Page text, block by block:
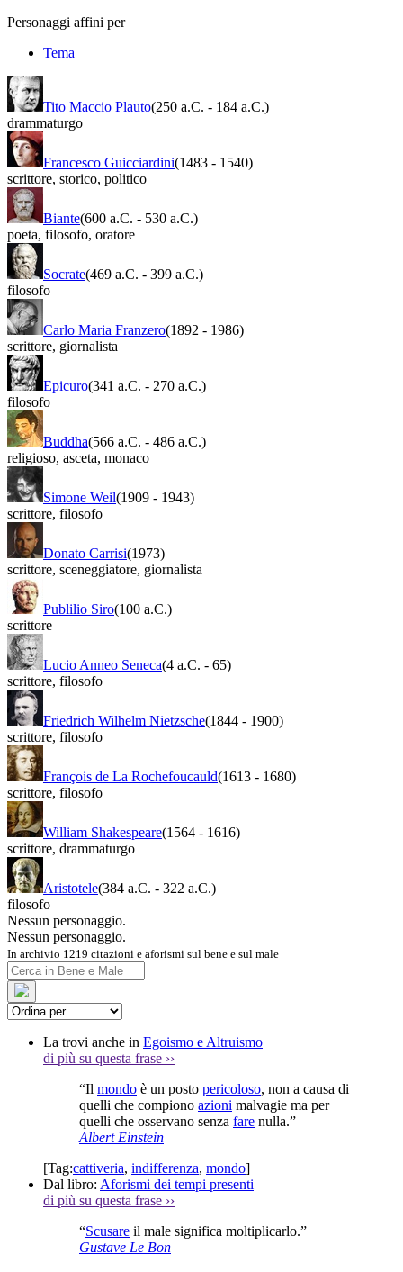
Personaggi affini per
Tema
Tito Maccio Plauto(250 a.C. - 184 a.C.)
drammaturgo
Francesco Guicciardini(1483 - 1540)
scrittore, storico, politico
Biante(600 a.C. - 530 a.C.)
poeta, filosofo, oratore
Socrate(469 a.C. - 399 a.C.)
filosofo
Carlo Maria Franzero(1892 - 1986)
scrittore, giornalista
Epicuro(341 a.C. - 270 a.C.)
filosofo
Buddha(566 a.C. - 486 a.C.)
religioso, asceta, monaco
Simone Weil(1909 - 1943)
scrittore, filosofo
Donato Carrisi(1973)
scrittore, sceneggiatore, giornalista
Publilio Siro(100 a.C.)
scrittore
Lucio Anneo Seneca(4 a.C. - 65)
scrittore, filosofo
Friedrich Wilhelm Nietzsche(1844 - 1900)
scrittore, filosofo
François de La Rochefoucauld(1613 - 1680)
scrittore, filosofo
William Shakespeare(1564 - 1616)
scrittore, drammaturgo
Aristotele(384 a.C. - 322 a.C.)
filosofo
Nessun personaggio.
Nessun personaggio.
In archivio 1219 citazioni e aforismi sul bene e sul male
La trovi anche in Egoismo e Altruismo
di più su questa frase ››
“Il mondo è un posto pericoloso, non a causa di
quelli che compiono azioni malvagie ma per
quelli che osservano senza fare nulla.”
Albert Einstein
[Tag:cattiveria, indifferenza, mondo]
Dal libro: Aforismi dei tempi presenti
di più su questa frase ››
“Scusare il male significa moltiplicarlo.”
Gustave Le Bon